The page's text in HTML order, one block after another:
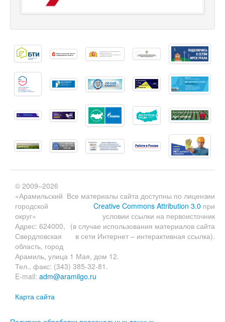
Все материалы сайта доступны по лицензии
Creative Commons Attribution 3.0 при
условии ссылки на первоисточник
(в случае использования материалов сайта
в сети Интернет – интерактивная ссылка).
© 2009–2026
«Арамильский
городской
округ»
Адрес: 624000,
Свердловская
область, город
Арамиль, улица 1 Мая, дом 12.
Тел., факс: (343) 385-32-81.
E-mail: adm@aramilgo.ru
Карта сайта